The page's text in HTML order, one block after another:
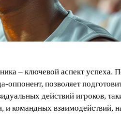
– ключевой аспект успеха.
позволяет
действий игроков,
и командных взаимодействий,